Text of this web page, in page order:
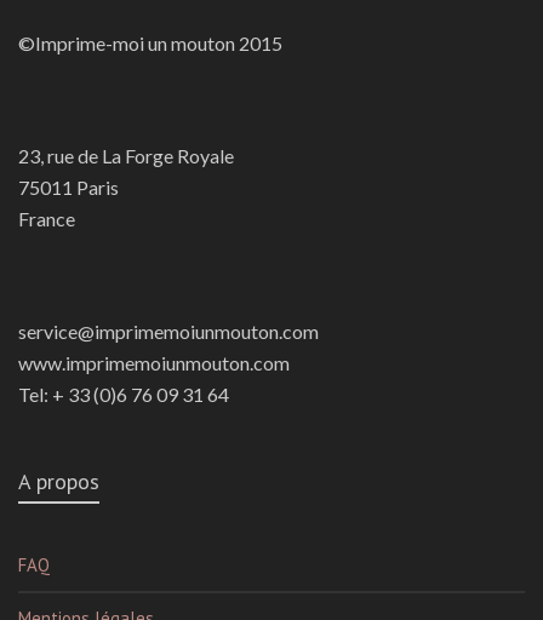
©Imprime-moi un mouton 2015
23, rue de La Forge Royale
75011 Paris
France
service@imprimemoiunmouton.com
www.imprimemoiunmouton.com
Tel: + 33 (0)6 76 09 31 64
A propos
FAQ